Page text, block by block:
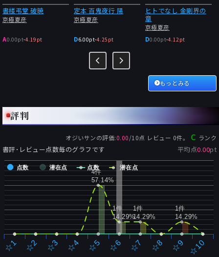
書楼弔堂 破暁
京極夏彦
A0.00pt-4.19pt
定本 百鬼夜行 陽
京極夏彦
D6.00pt-4.25pt
ヒトでなし 金剛界の
章
京極夏彦
D0.00pt-4.12pt
もっとみる
評判
オジいサンの評価:0.00/10点 レビュー 0件。 C ランク
書評･レビュー点数毎のグラフです 平均点0.00pt
点数 潜在点 点数 潜在点
☆1 ☆2 ☆3 ☆4 ☆5 ☆6 ☆7 ☆8 ☆9 ☆10
4件
57.14%
1件
14.29%
1件
14.29%
1件
14.29%